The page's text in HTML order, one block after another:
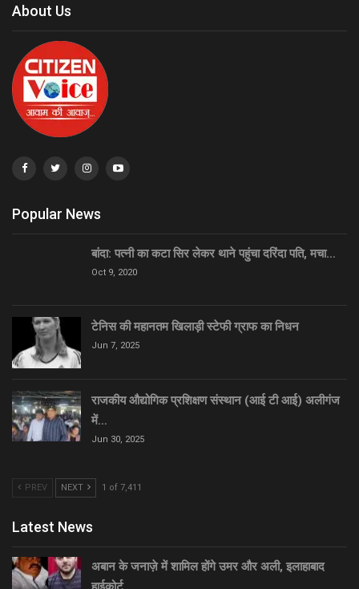
About Us
Popular News
बांदा: पत्नी का कटा सिर लेकर थाने पहुंचा दरिंदा पति, मचा…
Oct 9, 2020
टेनिस की महानतम खिलाड़ी स्टेफी ग्राफ का निधन
Jun 7, 2025
राजकीय औद्योगिक प्रशिक्षण संस्थान (आई टी आई) अलीगंज
में…
Jun 30, 2025
PREV NEXT 1 of 7,411
Latest News
अबान के जनाज़े में शामिल होंगे उमर और अली, इलाहाबाद